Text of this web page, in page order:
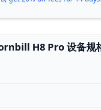
H8 Pro 设备规